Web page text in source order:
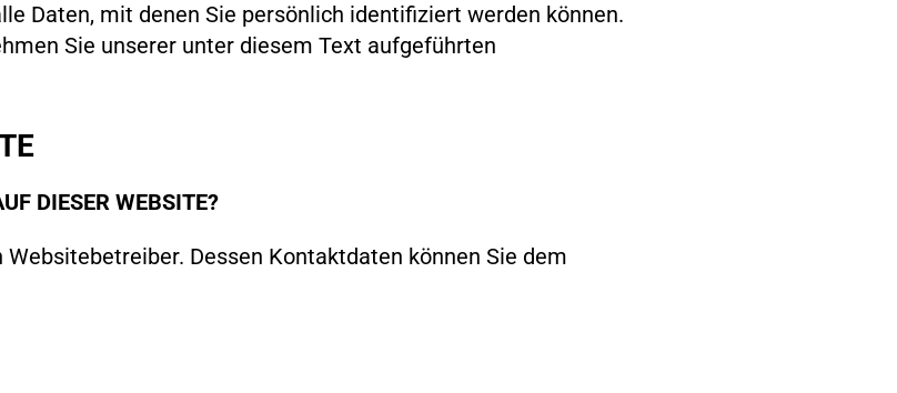
Daten, mit denen Sie persönlich identifiziert werden können.
Sie unserer unter diesem Text aufgeführten
DIESER WEBSITE?
Dessen Kontaktdaten können Sie dem